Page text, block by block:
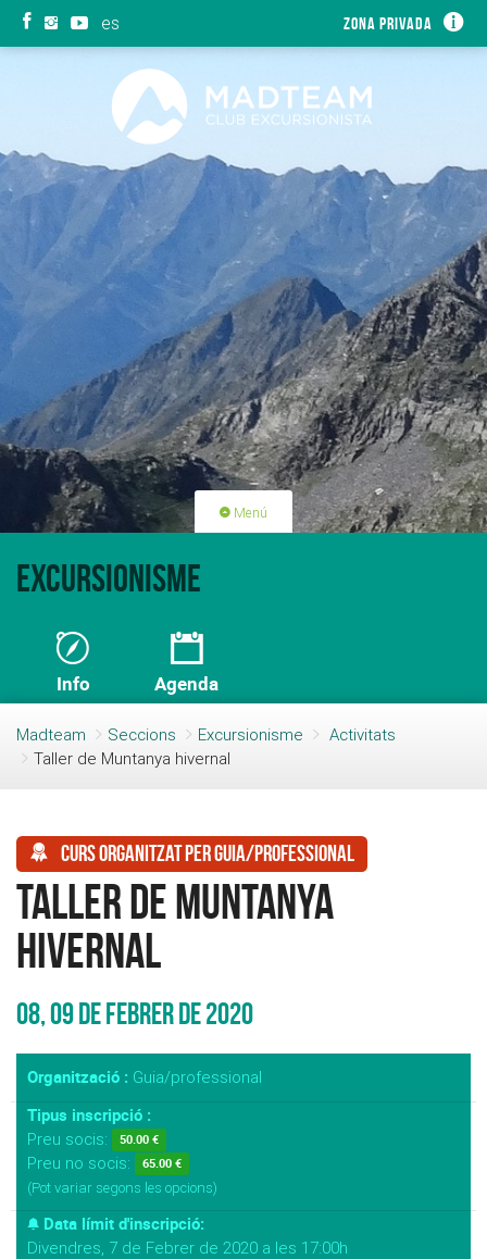
es Zona privada
Menú
FES-TE SOCI
Excursionisme
Info Agenda
Madteam Seccions Excursionisme
Activitats
Taller de Muntanya hivernal
Curs organitzat per guia/professional
Taller de Muntanya
hivernal
08, 09 de febrer de 2020
Organització : Guia/professional
Tipus inscripció :
Preu socis: 50.00 €
Preu no socis: 65.00 €
(Pot variar segons les opcions)
Data límit d'inscripció:
Divendres, 7 de Febrer de 2020 a les 17:00h